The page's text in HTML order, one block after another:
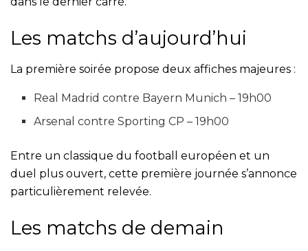
Les matchs d’aujourd’hui
La première soirée propose deux affiches majeures :
Real Madrid contre Bayern Munich – 19h00
Arsenal contre Sporting CP – 19h00
Entre un classique du football européen et un
duel plus ouvert, cette première journée s’annonce
particulièrement relevée.
Les matchs de demain